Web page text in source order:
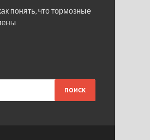
понять, что тормозные